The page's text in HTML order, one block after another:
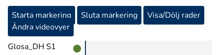
Starta markering Sluta markering
Visa/Dölj rader
Ändra videovyer
Glosa_DH S1